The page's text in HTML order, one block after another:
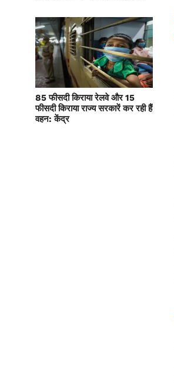
85 फीसदी किराया रेलवे और 15
फीसदी किराया राज्य सरकारें कर रही हैं
वहन: केंद्र